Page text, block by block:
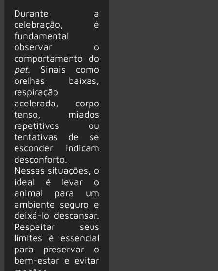
Durante a
celebração, é
fundamental
observar o
comportamento do
pet. Sinais como
orelhas baixas,
respiração
acelerada, corpo
tenso, miados
repetitivos ou
tentativas de se
esconder indicam
desconforto.
Nessas situações, o
ideal é levar o
animal para um
ambiente seguro e
deixá-lo descansar.
Respeitar seus
limites é essencial
para preservar o
bem-estar e evitar